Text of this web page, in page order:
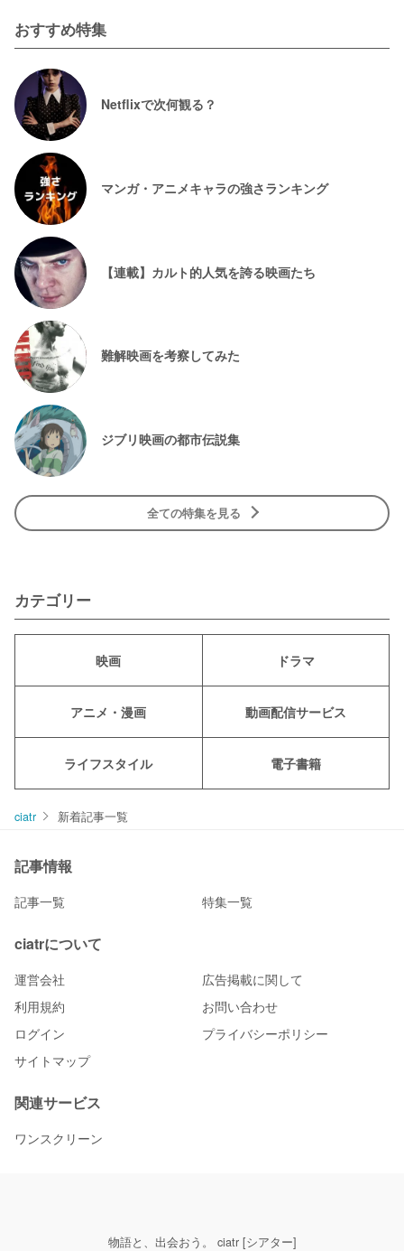
おすすめ特集
Netflixで次何観る？
マンガ・アニメキャラの強さランキング
【連載】カルト的人気を誇る映画たち
難解映画を考察してみた
ジブリ映画の都市伝説集
全ての特集を見る
カテゴリー
映画 ドラマ
アニメ・漫画 動画配信サービス
ライフスタイル 電子書籍
ciatr 新着記事一覧
記事情報
記事一覧 特集一覧
ciatrについて
運営会社
広告掲載に関して
利用規約
お問い合わせ
ログイン
プライバシーポリシー
サイトマップ
関連サービス
ワンスクリーン
物語と、出会おう。 ciatr [シアター]